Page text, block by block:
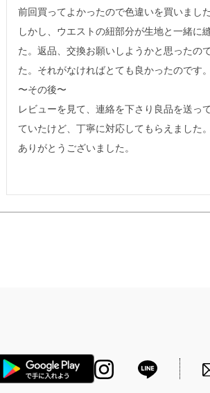
前回買ってよかったので色違いを買いました
しかし、ウエストの紐部分が生地と一緒に
た。返品、交換お願いしようかと思ったの
た。それがなければとても良かったのです。
〜その後〜
レビューを見て、連絡を下さり良品を送っ
ていたけど、丁寧に対応してもらえました。
ありがとうございました。